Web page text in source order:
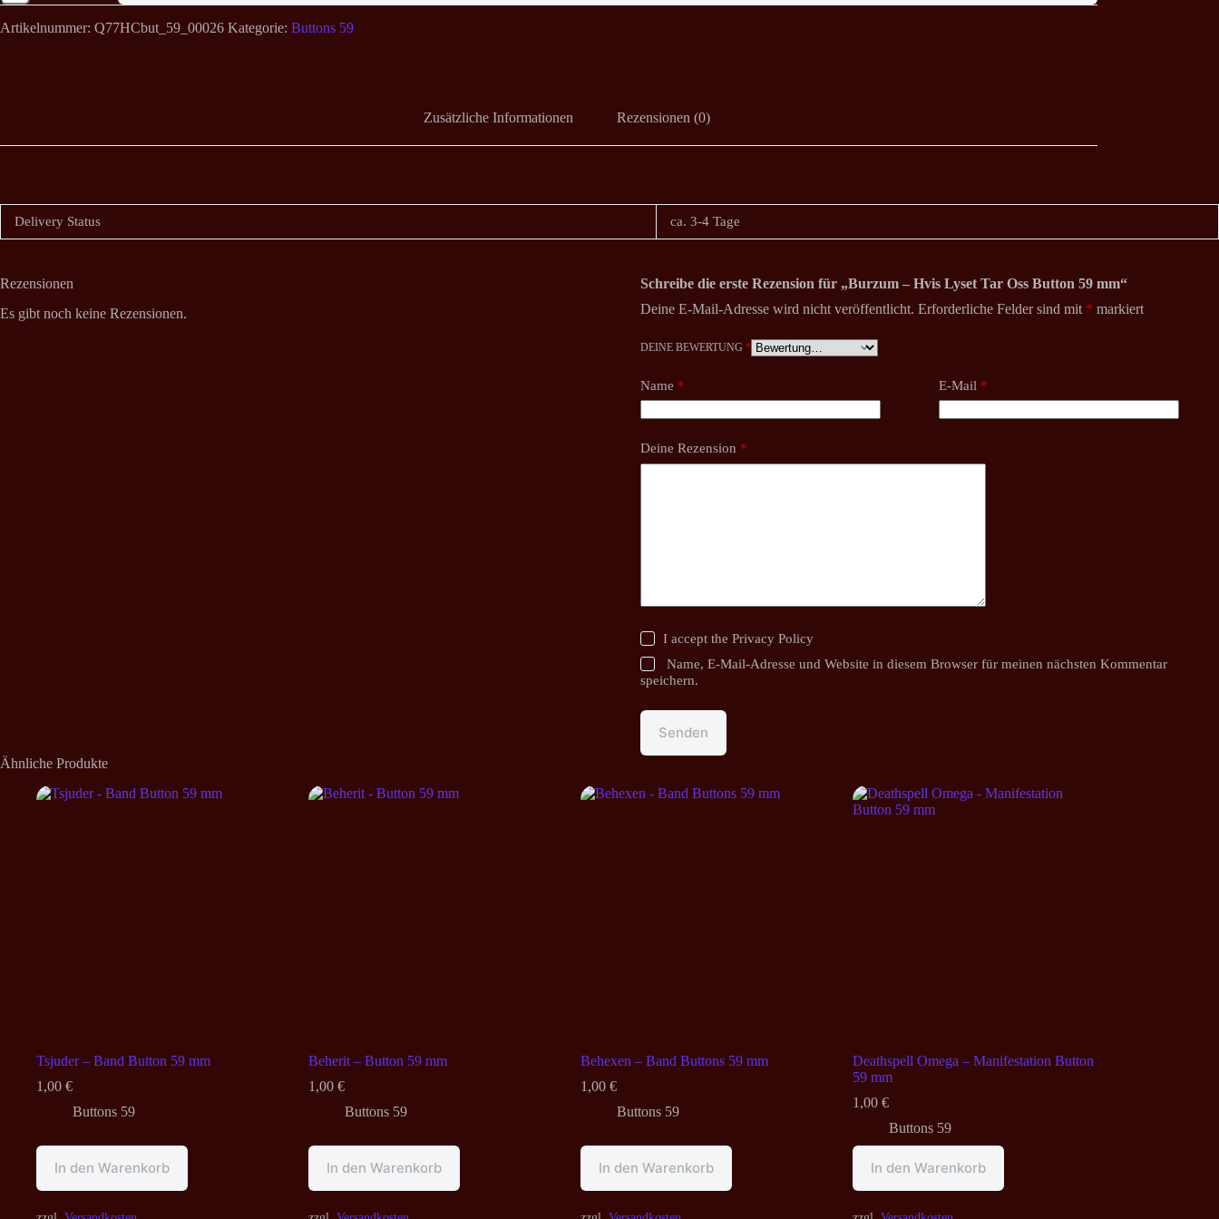
Lyset
Tar
Artikelnummer: Q77HCbut_59_00026 Kategorie: Buttons 59
Zusätzliche Informationen Rezensionen (0)
Delivery Status ca. 3-4 Tage
Rezensionen
Es gibt noch keine Rezensionen.
Schreibe die erste Rezension für „Burzum – Hvis Lyset Tar Oss Button 59 mm“
Deine E-Mail-Adresse wird nicht veröffentlicht. Erforderliche Felder sind mit * markiert
DEINE BEWERTUNG *
Name * E-Mail *
Deine Rezension *
I accept the Privacy Policy
Name, E-Mail-Adresse und Website in diesem Browser für meinen nächsten Kommentar
speichern.
Senden
Ähnliche Produkte
Tsjuder – Band Button 59 mm
1,00 €
Buttons 59
In den Warenkorb
Beherit – Button 59 mm
1,00 €
Buttons 59
In den Warenkorb
Behexen – Band Buttons 59 mm
1,00 €
Buttons 59
In den Warenkorb
Deathspell Omega – Manifestation Button
59 mm
1,00 €
Buttons 59
In den Warenkorb